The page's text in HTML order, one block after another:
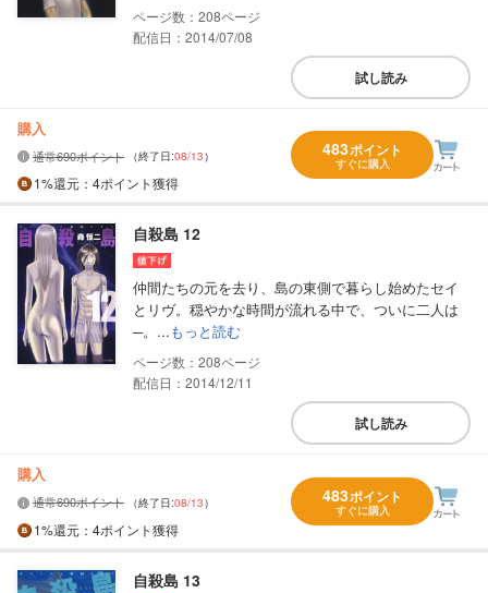
208
配信日：2014/07/08
試し読み
購入
通常690ポイント （終了日:08/13）
1%還元 ：4ポイント獲得
483ポイント
すぐに購入
自殺島 12
仲間たちの元を去り、島の東側で暮らし始めたセイ
とリヴ。穏やかな時間が流れる中で、ついに二人は
─。...もっと読む
208
配信日：2014/12/11
試し読み
購入
通常690ポイント （終了日:08/13）
1%還元 ：4ポイント獲得
483ポイント
すぐに購入
自殺島 13